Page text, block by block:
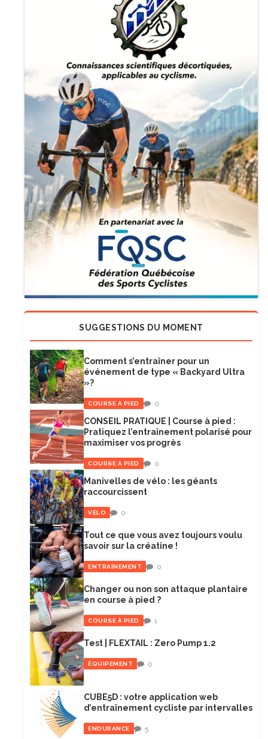
SUGGESTIONS DU MOMENT
Comment s’entraîner pour un
événement de type « Backyard Ultra
»?
COURSE À PIED 0
CONSEIL PRATIQUE | Course à pied :
Pratiquez l’entraînement polarisé pour
maximiser vos progrès
COURSE À PIED 0
Manivelles de vélo : les géants
raccourcissent
VÉLO 0
Tout ce que vous avez toujours voulu
savoir sur la créatine !
ENTRAÎNEMENT 0
Changer ou non son attaque plantaire
en course à pied ?
COURSE À PIED 1
Test | FLEXTAIL : Zero Pump 1.2
ÉQUIPEMENT 0
CUBE5D : votre application web
d’entraînement cycliste par intervalles
ENDURANCE 5